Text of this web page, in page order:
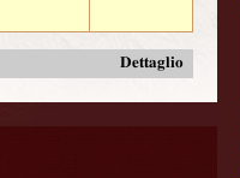
Dettaglio